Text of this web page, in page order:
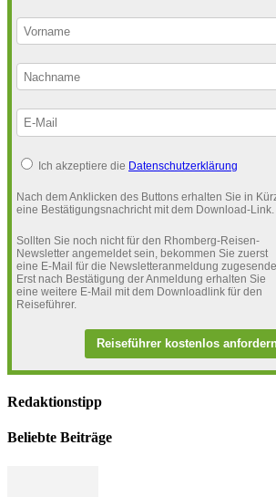
Ich akzeptiere die Datenschutzerklärung
Nach dem Anklicken des Buttons erhalten Sie in
eine Bestätigungsnachricht mit dem Download-Link.
Sollten Sie noch nicht für den Rhomberg-Reisen-
Newsletter angemeldet sein, bekommen Sie zuerst
eine E-Mail für die Newsletteranmeldung
Erst nach Bestätigung der Anmeldung erhalten Sie
eine weitere E-Mail mit dem Downloadlink für den
Reiseführer.
Reiseführer kostenlos
Redaktionstipp
Beliebte Beiträge